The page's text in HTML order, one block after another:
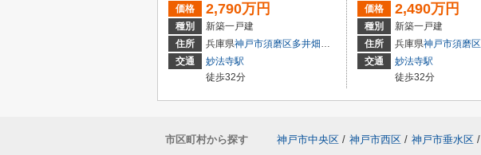
価格 2,790万円
種別
新築一戸建
住所
兵庫県神戸市須磨区多井畑 字筋替道15-1
交通
妙法寺駅
徒歩32分
価格 2,490万円
種別
新築一戸建
住所
兵庫県神戸市須磨区
交通
妙法寺駅
徒歩32分
市区町村から探す 神戸市中央区 / 神戸市西区 / 神戸市垂水区 /